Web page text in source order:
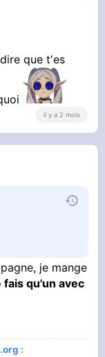
que t'es
il y a 2 mois
je mange
fais qu'un avec
: